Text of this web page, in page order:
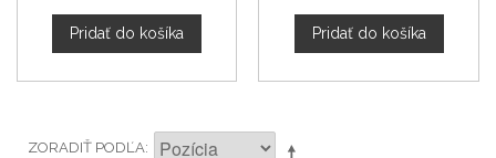
Pridať do košíka Pridať do košíka
ZORADIŤ PODĽA